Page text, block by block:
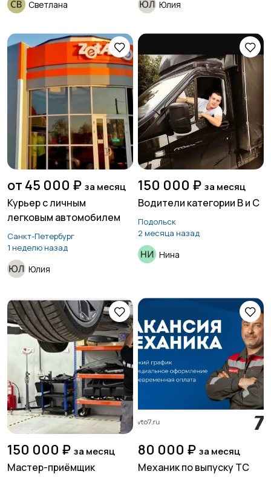
Светлана Юлия
от 45 000 ₽ за месяц
Курьер с личным
легковым автомобилем
Санкт-Петербург
1 неделю назад
Юлия
150 000 ₽ за месяц
Водители категории В и С
Подольск
2 месяца назад
Нина
150 000 ₽ за месяц
Мастер-приёмщик
80 000 ₽ за месяц
Механик по выпуску ТС